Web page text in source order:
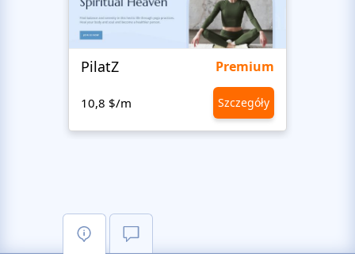
PilatZ Premium
10,8 $/m Szczegóły